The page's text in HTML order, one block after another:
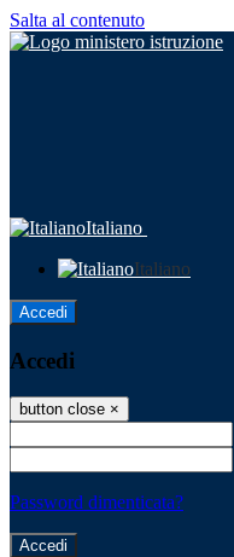
Salta al contenuto
Italiano
Italiano
Accedi
Accedi
button close ×
Password dimenticata?